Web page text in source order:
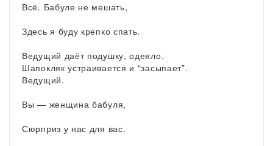
Всё. Бабуле не мешать,
Здесь я буду крепко спать.
Ведущий даёт подушку, одеяло.
Шапокляк устраивается и “засыпает”.
Ведущий.
Вы — женщина бабуля,
Сюрприз у нас для вас.